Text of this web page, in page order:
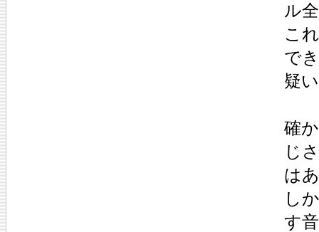
ル
こ
で
疑
確
じ
は
し
す